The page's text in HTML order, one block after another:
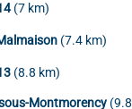
(7 km)
(7.4 km)
(8.8 km)
Montmorency(9.8